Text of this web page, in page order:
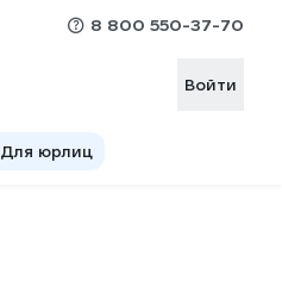
8 800 550-37-70
Войти
Для юрлиц